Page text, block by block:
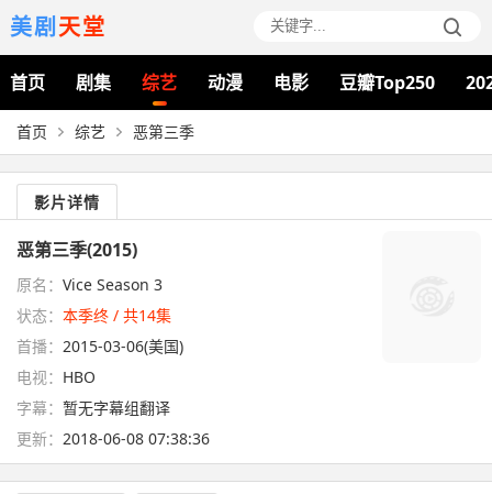
美剧天堂
首页 剧集 综艺 动漫 电影 豆瓣Top250
首页 综艺 恶第三季
影片详情
恶第三季(2015)
原名： Vice Season 3
状态： 本季终 / 共14集
首播： 2015-03-06(美国)
电视： HBO
字幕： 暂无字幕组翻译
更新： 2018-06-08 07:38:36